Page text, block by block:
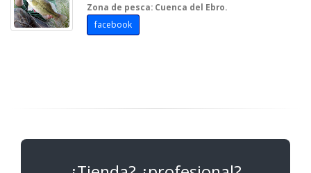
Zona de pesca: Cuenca del Ebro.
facebook